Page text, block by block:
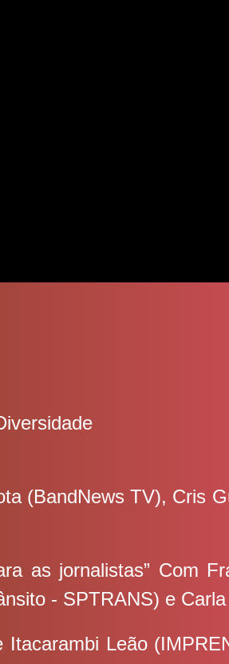
(BandNews TV), Cris
as jornalistas” Com
- SPTRANS) e
Itacarambi Leão